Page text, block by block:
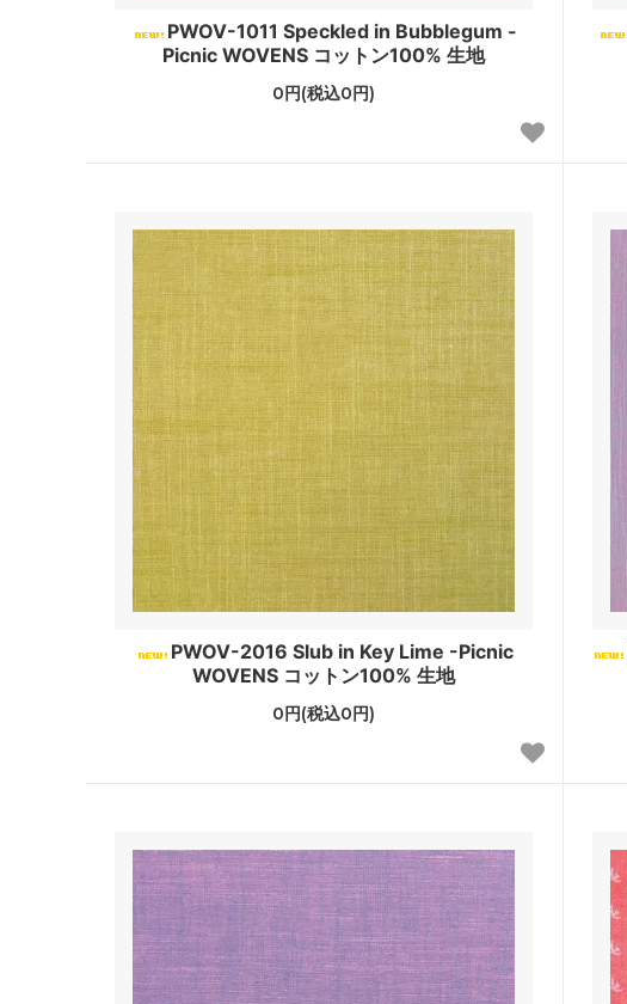
PWOV-1011 Speckled in Bubblegum -
Picnic WOVENS コットン100% 生地
0円(税込0円)
PWOV-2016 Slub in Key Lime -Picnic
WOVENS コットン100% 生地
0円(税込0円)